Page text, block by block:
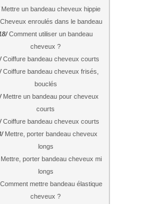
Mettre un bandeau cheveux hippie
Cheveux enroulés dans le bandeau
Comment utiliser un bandeau
cheveux ?
Coiffure bandeau cheveux courts
Coiffure bandeau cheveux frisés,
bouclés
Mettre un bandeau pour cheveux
courts
Coiffure bandeau cheveux courts
Mettre, porter bandeau cheveux
longs
Mettre, porter bandeau cheveux mi
longs
Comment mettre bandeau élastique
cheveux ?